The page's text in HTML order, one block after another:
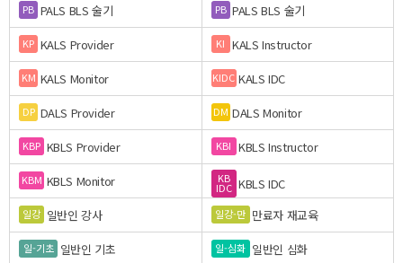
PB PALS BLS 술기 PB PALS BLS 술기
KP KALS Provider KI KALS Instructor
KM KALS Monitor KIDC KALS IDC
DP DALS Provider DM DALS Monitor
KBP KBLS Provider KBI KBLS Instructor
KBM KBLS Monitor KB
IDC KBLS IDC
일강 일반인 강사 일강-만 만료자 재교육
일-기초 일반인 기초 일-심화 일반인 심화